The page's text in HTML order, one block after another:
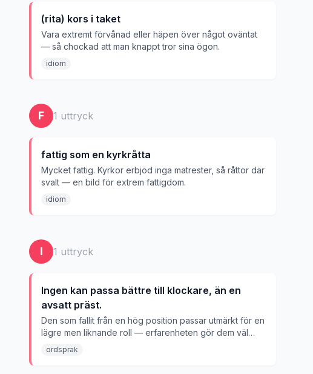
(rita) kors i taket
Vara extremt förvånad eller häpen över något oväntat
— så chockad att man knappt tror sina ögon.
idiom
F 1 uttryck
fattig som en kyrkråtta
Mycket fattig. Kyrkor erbjöd inga matrester, så råttor där
svalt — en bild för extrem fattigdom.
idiom
I 1 uttryck
Ingen kan passa bättre till klockare, än en
avsatt präst.
Den som fallit från en hög position passar utmärkt för en
lägre men liknande roll — erfarenheten gör dem väl
lämpade.
ordsprak